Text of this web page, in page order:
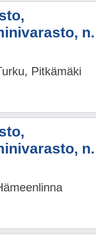
n.
Pitkämäki
n.